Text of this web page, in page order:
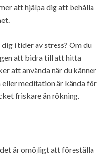
att hjälpa dig att behålla
i tider av stress? Om du
att bidra till att hitta
att använda när du känner
eller meditation är kända för
friskare än rökning.
är omöjligt att föreställa